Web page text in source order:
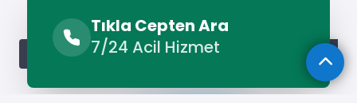
Tıkla Cepten Ara
7/24 Acil Hizmet
Benzer Hizmetler
Kemah Beyaz Eşya Servisi Kemah Boyacı Kemah